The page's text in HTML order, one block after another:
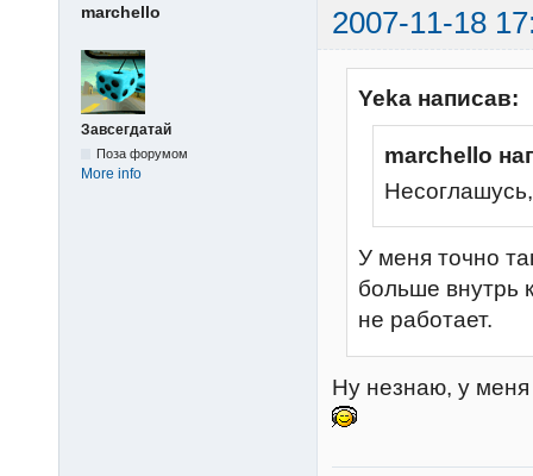
marchello 2007-11-18
Завсегдатай
Поза форумом
More info
Yeka написав:
marchello
У меня точно
больше внутрь
не работает.
Ну незнаю, у